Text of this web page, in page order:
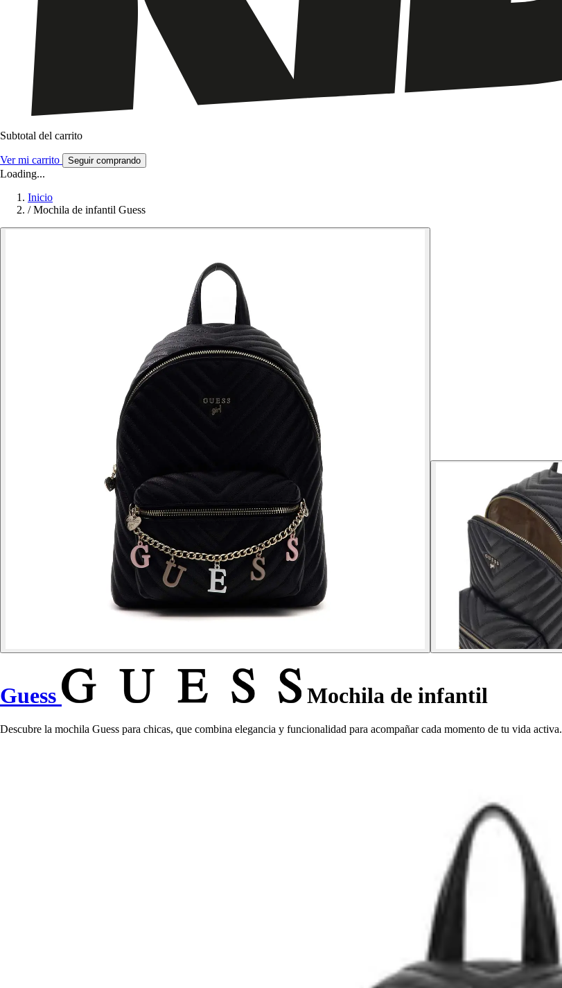
Subtotal del carrito
Ver mi carrito Seguir comprando
Loading...
Inicio
/ Mochila de infantil Guess
Guess Mochila de infantil
Descubre la mochila Guess para chicas, que combina elegancia y funcionalidad para acompañar cada momento de tu vida activa.